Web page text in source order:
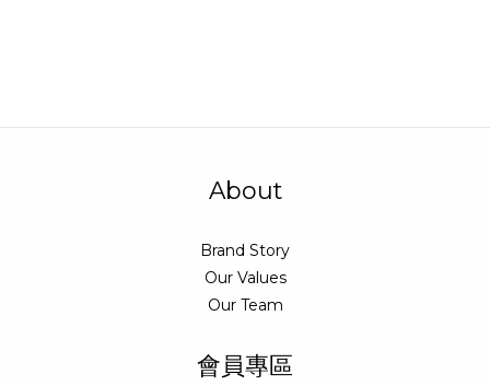
About
Brand Story
Our Values
Our Team
會員專區